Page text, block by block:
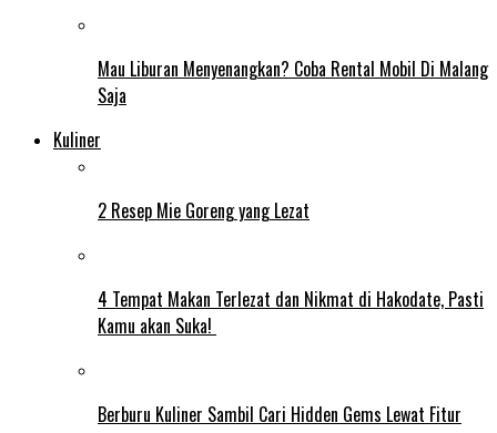
Mau Liburan Menyenangkan? Coba Rental Mobil Di Malang
Saja
Kuliner
2 Resep Mie Goreng yang Lezat
4 Tempat Makan Terlezat dan Nikmat di Hakodate, Pasti
Kamu akan Suka!
Berburu Kuliner Sambil Cari Hidden Gems Lewat Fitur